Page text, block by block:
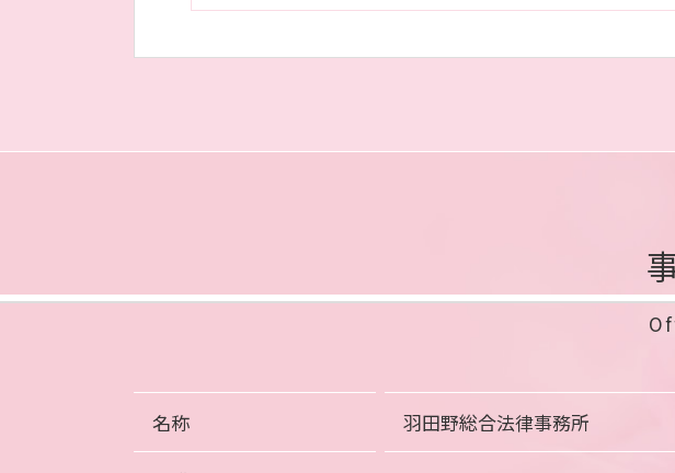
名称 羽田野総合法律事務所